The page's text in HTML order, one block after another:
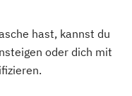
hast, kannst du
oder dich mit